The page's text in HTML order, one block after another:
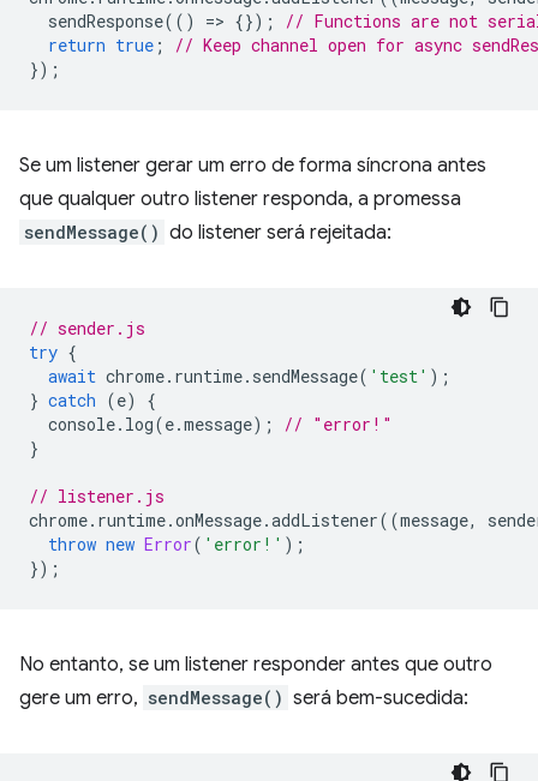
sendResponse(() => {});
// Functions are not
return true ;
// Keep channel open for async
});
Se um listener gerar um erro de forma síncrona antes
que qualquer outro listener responda, a promessa
sendMessage() do listener será rejeitada:
// sender.js
try {
await chrome. runtime. sendMessage( 'test' );
} catch (e)
{
console. log(e.message);
// "error!"
}
// listener.js
chrome. runtime.onMessage.addListener((message,
throw new Error( 'error!' );
});
No entanto, se um listener responder antes que outro
gere um erro, sendMessage() será bem-sucedida: